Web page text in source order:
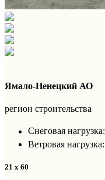
Ямало-Ненецкий АО
регион строительства
Снеговая нагрузка:
Ветровая нагрузка:
21 x 60